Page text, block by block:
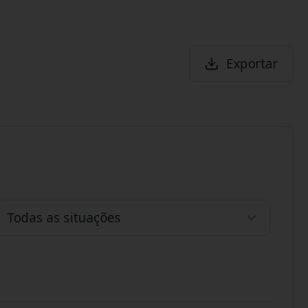
Exportar
Todas as situações